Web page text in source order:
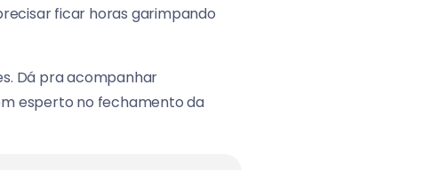
ficar horas garimpando
Dá pra acompanhar
esperto no fechamento da